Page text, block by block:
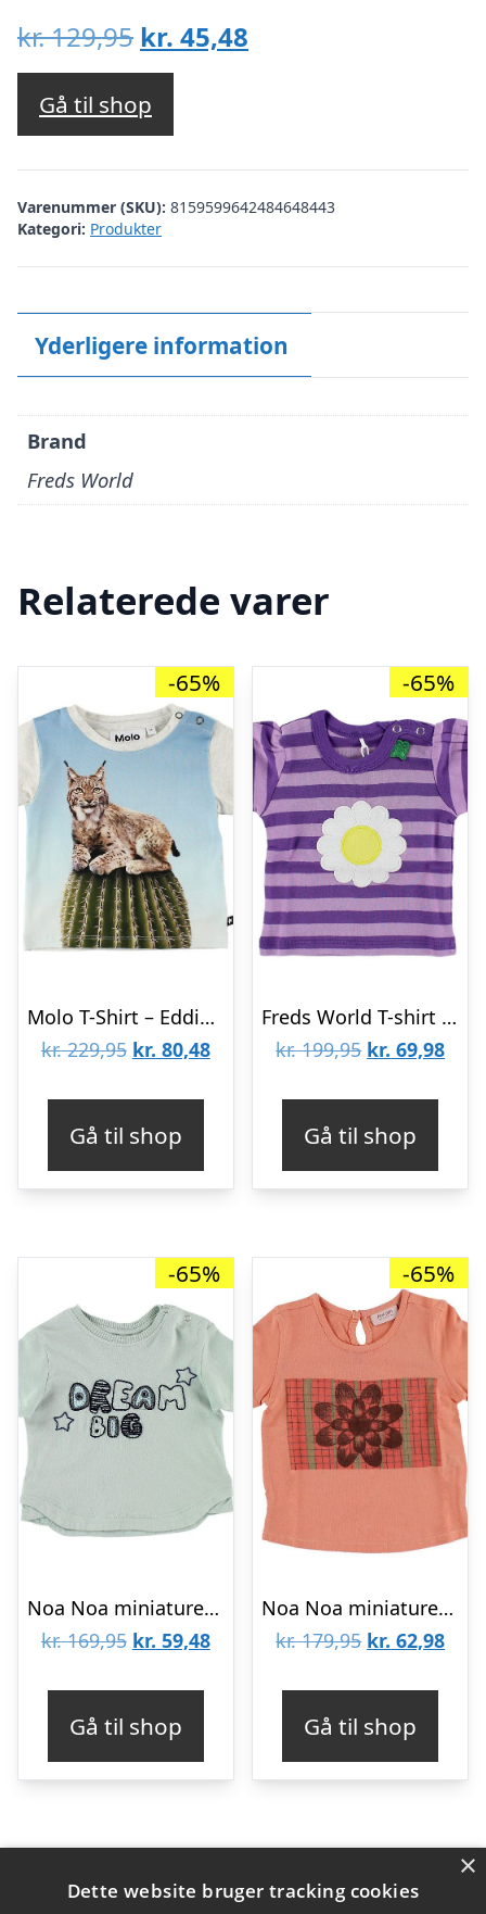
kr.129,95 Den
oprindelige
pris
var:
kr. 129,95.
kr. 45,48
kr. 45,48.
Gå til shop
Varenummer (SKU): 8159599642484648443
Kategori: Produkter
Yderligere information
Brand
Freds World
Relaterede varer
-65%
Molo T-Shirt – Eddie – Cactus Cat
kr.229,95 Den
var:
kr. 229,95.
kr. 80,48Den
kr. 80,48.
Gå til shop
-65%
Freds World T-shirt – Lillastribet m. Marguerit
kr.199,95 Den
var:
kr. 199,95.
kr. 69,98Den
kr.
Gå til shop
-65%
Noa Noa miniature T-shirt – Støvet Blå
kr.169,95 Den
var:
kr. 169,95.
kr. 59,48Den
kr. 59,48.
Gå til shop
-65%
Noa Noa miniature T-shirt – Koral m. Blomst
kr.179,95 Den
var:
kr. 179,95.
kr. 62,98Den
kr.
Gå til shop
Varekategorier
×
Dette website bruger tracking cookies